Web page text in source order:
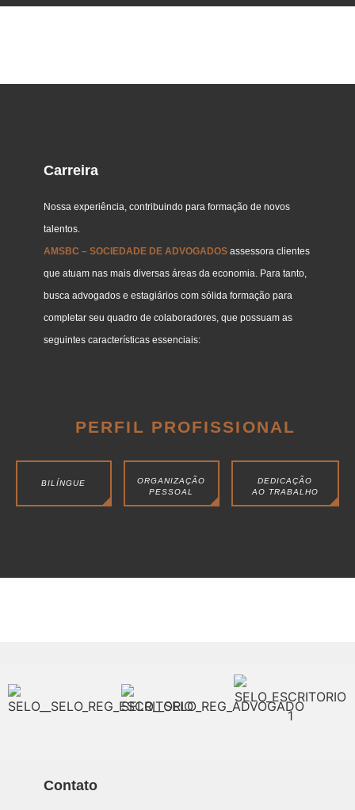
Carreira
Nossa experiência, contribuindo para formação de novos
talentos.
AMSBC – SOCIEDADE DE ADVOGADOS assessora clientes
que atuam nas mais diversas áreas da economia. Para tanto,
busca advogados e estagiários com sólida formação para
completar seu quadro de colaboradores, que possuam as
seguintes características essenciais:
PERFIL PROFISSIONAL
BILÍNGUE
ORGANIZAÇÃO
PESSOAL
DEDICAÇÃO
AO TRABALHO
Contato